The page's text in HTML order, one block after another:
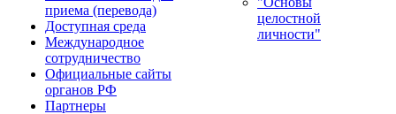
приема (перевода)
Доступная среда
Международное
сотрудничество
Официальные сайты
органов РФ
Партнеры
целостной
личности"